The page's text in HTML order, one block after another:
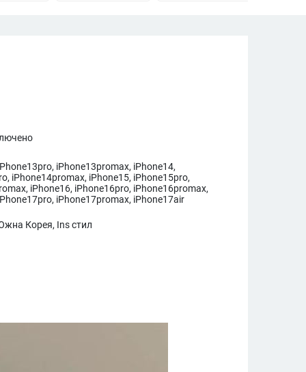
iPhone13promax, iPhone14,
iPhone14promax, iPhone15, iPhone15pro,
iPhone16, iPhone16pro, iPhone16promax,
iPhone17promax, iPhone17air
Корея, Ins стил